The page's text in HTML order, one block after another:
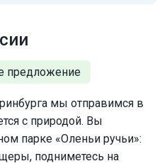
мы отправимся в
с природой. Вы
парке «Оленьи ручьи»:
подниметесь на